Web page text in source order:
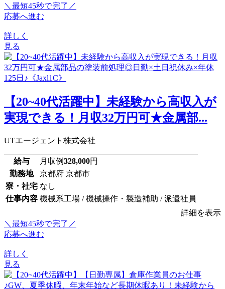
＼最短45秒で完了／
応募へ進む
詳しく
見る
【20~40代活躍中】未経験から高収入が
実現できる！月収32万円可★金属部...
UTエージェント株式会社
給与 月収例328,000円
勤務地
京都府 京都市
寮・社宅 なし
仕事内容 機械系工場 / 機械操作・製造補助 / 派遣社員
詳細を表示
＼最短45秒で完了／
応募へ進む
詳しく
見る